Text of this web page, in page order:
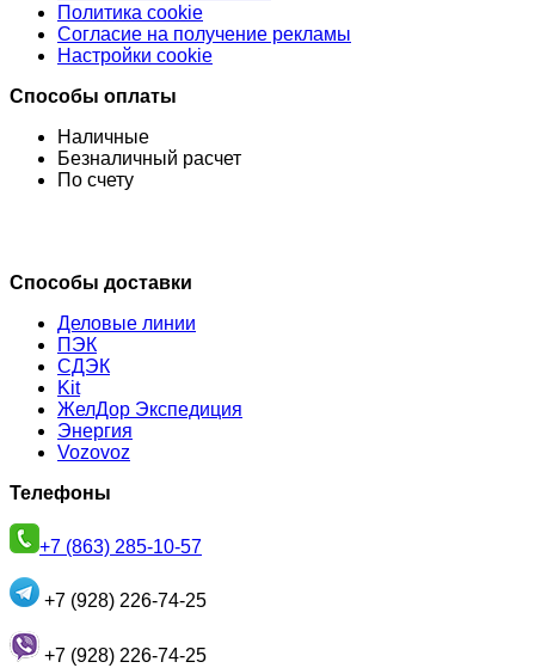
Политика cookie
Согласие на получение рекламы
Настройки cookie
Способы оплаты
Наличные
Безналичный расчет
По счету
Способы доставки
Деловые линии
ПЭК
СДЭК
Kit
ЖелДор Экспедиция
Энергия
Vozovoz
Телефоны
+7 (863) 285-10-57
+7 (928) 226-74-25
+7 (928) 226-74-25